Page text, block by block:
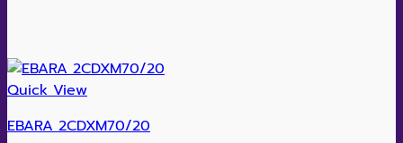
Quick View
EBARA 2CDXM70/20